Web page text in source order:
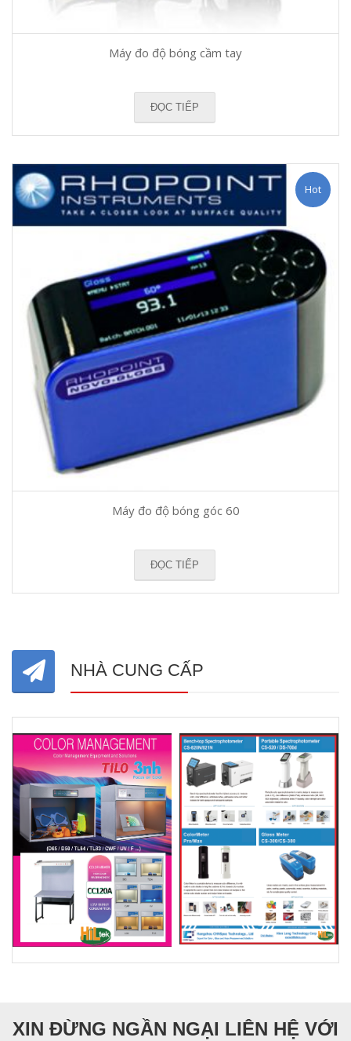
Máy đo độ bóng cầm tay
ĐỌC TIẾP
Hot
Máy đo độ bóng góc 60
ĐỌC TIẾP
NHÀ CUNG CẤP
XIN ĐỪNG NGẦN NGẠI LIÊN HỆ VỚI